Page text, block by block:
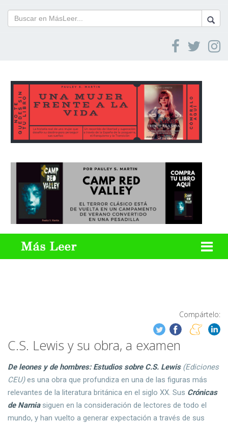
Compártelo:
C.S. Lewis y su obra, a examen
De leones y de hombres: Estudios sobre C.S. Lewis(Ediciones
CEU) es una obra que profundiza en una de las figuras más
relevantes de la literatura británica en el siglo XX. Sus Crónicas
de Narniasiguen en la consideración de lectores de todo el
mundo, y han vuelto a generar expectación a través de sus